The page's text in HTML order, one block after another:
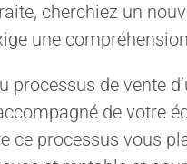
cherchiez un
une
de vente
de votre
ce processus vous